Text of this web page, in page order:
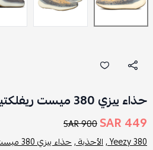
حذاء ييزي 380 ميست ريفلكتيف
449 SAR
900 SAR
Yeezy 380 , الأحذية ,حذاء ييزي 380 ميست ريفلكتيف ,